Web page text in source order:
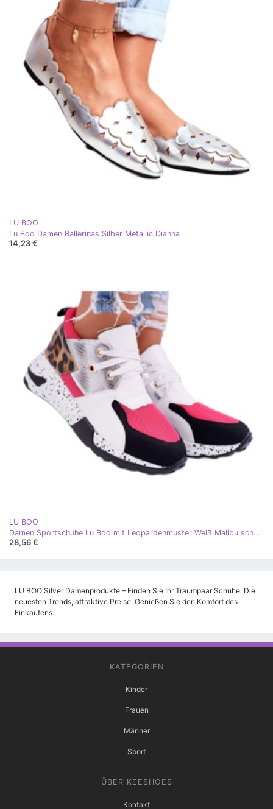
LU BOO
Lu Boo Damen Ballerinas Silber Metallic Dianna
14,23 €
LU BOO
Damen Sportschuhe Lu Boo mit Leopardenmuster Weiß Malibu schwarz rosa silber
28,56 €
LU BOO Silver Damenprodukte – Finden Sie Ihr Traumpaar Schuhe. Die
neuesten Trends, attraktive Preise. Genießen Sie den Komfort des
Einkaufens.
KATEGORIEN
Kinder
Frauen
Männer
Sport
ÜBER KEESHOES
Kontakt